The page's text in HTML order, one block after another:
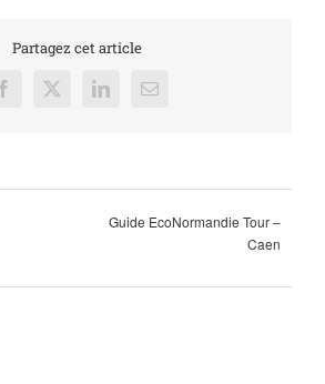
Partagez cet article
Facebook
X LinkedInEmail
Guide EcoNormandie Tour –
Caen